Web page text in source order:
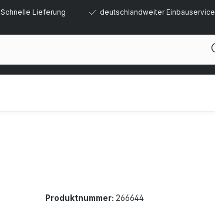
Schnelle Lieferung deutschlandweiter Einbauservice
Produktnummer: 266644